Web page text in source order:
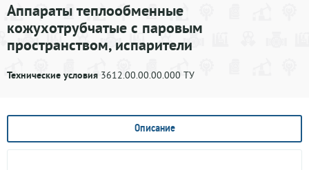
Аппараты теплообменные
кожухотрубчатые с паровым
пространством, испарители
Технические условия 3612.00.00.00.000 ТУ
Описание